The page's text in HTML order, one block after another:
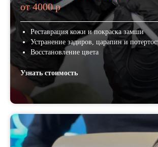
от 4000 р
Реставрация кожи и покраска замши
Устранение задиров, царапин и
Восстановление цвета
Узнать стоимость